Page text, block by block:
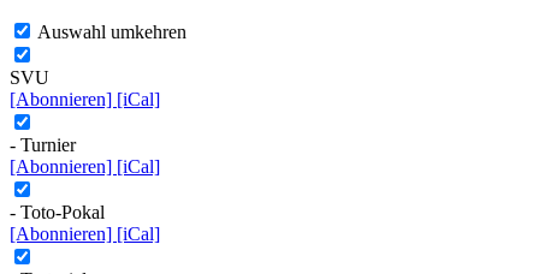
Auswahl umkehren
SVU
[Abonnieren] [iCal]
- Turnier
[Abonnieren] [iCal]
- Toto-Pokal
[Abonnieren] [iCal]